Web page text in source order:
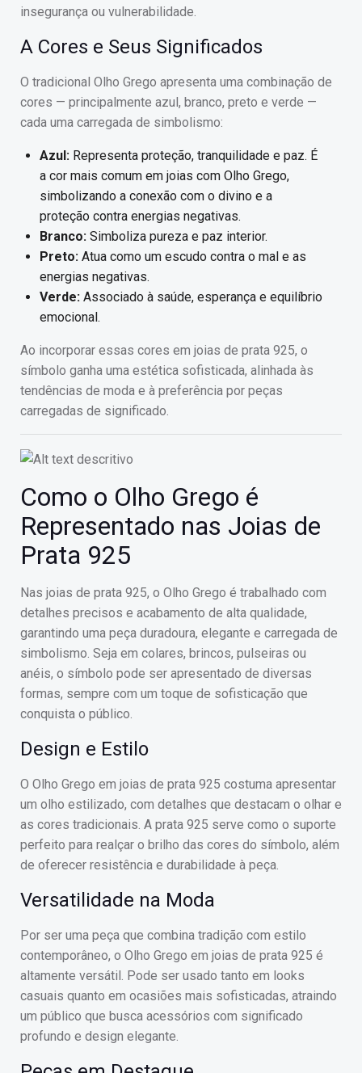
insegurança ou vulnerabilidade.
A Cores e Seus Significados
O tradicional Olho Grego apresenta uma combinação de
cores — principalmente azul, branco, preto e verde —
cada uma carregada de simbolismo:
Azul: Representa proteção, tranquilidade e paz. É
a cor mais comum em joias com Olho Grego,
simbolizando a conexão com o divino e a
proteção contra energias negativas.
Branco: Simboliza pureza e paz interior.
Preto: Atua como um escudo contra o mal e as
energias negativas.
Verde: Associado à saúde, esperança e equilíbrio
emocional.
Ao incorporar essas cores em joias de prata 925, o
símbolo ganha uma estética sofisticada, alinhada às
tendências de moda e à preferência por peças
carregadas de significado.
Como o Olho Grego é
Representado nas Joias de
Prata 925
Nas joias de prata 925, o Olho Grego é trabalhado com
detalhes precisos e acabamento de alta qualidade,
garantindo uma peça duradoura, elegante e carregada de
simbolismo. Seja em colares, brincos, pulseiras ou
anéis, o símbolo pode ser apresentado de diversas
formas, sempre com um toque de sofisticação que
conquista o público.
Design e Estilo
O Olho Grego em joias de prata 925 costuma apresentar
um olho estilizado, com detalhes que destacam o olhar e
as cores tradicionais. A prata 925 serve como o suporte
perfeito para realçar o brilho das cores do símbolo, além
de oferecer resistência e durabilidade à peça.
Versatilidade na Moda
Por ser uma peça que combina tradição com estilo
contemporâneo, o Olho Grego em joias de prata 925 é
altamente versátil. Pode ser usado tanto em looks
casuais quanto em ocasiões mais sofisticadas, atraindo
um público que busca acessórios com significado
profundo e design elegante.